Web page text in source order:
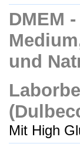
DMEM
und
Mit High